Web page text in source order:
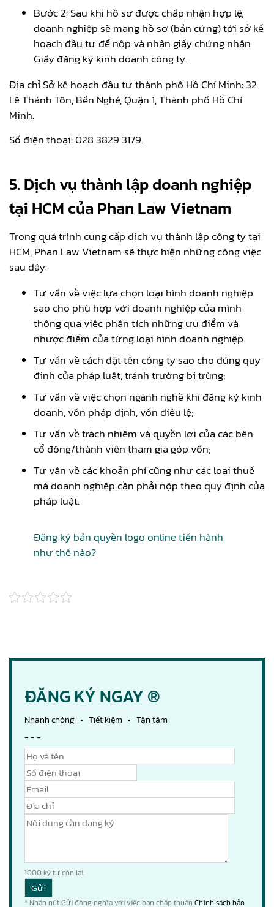
Bước 2: Sau khi hồ sơ được chấp nhận hợp lệ,
doanh nghiệp sẽ mang hồ sơ (bản cứng) tới sở kế
hoạch đầu tư để nộp và nhận giấy chứng nhận
Giấy đăng ký kinh doanh công ty.
Địa chỉ Sở kế hoạch đầu tư thành phố Hồ Chí Minh: 32
Lê Thánh Tôn, Bến Nghé, Quận 1, Thành phố Hồ Chí
Minh.
Số điện thoại: 028 3829 3179.
5. Dịch vụ thành lập doanh nghiệp
tại HCM của Phan Law Vietnam
Trong quá trình cung cấp dịch vụ thành lập công ty tại
HCM, Phan Law Vietnam sẽ thực hiện những công việc
sau đây:
Tư vấn về việc lựa chọn loại hình doanh nghiệp
sao cho phù hợp với doanh nghiệp của mình
thông qua việc phân tích những ưu điểm và
nhược điểm của từng loại hình doanh nghiệp.
Tư vấn về cách đặt tên công ty sao cho đúng quy
định của pháp luật, tránh trường bị trùng;
Tư vấn về việc chọn ngành nghề khi đăng ký kinh
doanh, vốn pháp định, vốn điều lệ;
Tư vấn về trách nhiệm và quyền lợi của các bên
cổ đông/thành viên tham gia góp vốn;
Tư vấn về các khoản phí cũng như các loại thuế
mà doanh nghiệp cần phải nộp theo quy định của
pháp luật.
Đăng ký bản quyền logo online tiến hành
như thế nào?
ĐĂNG KÝ NGAY ®
Nhanh chóng • Tiết kiệm • Tận tâm
- - -
1000 ký tự còn lại.
* Nhấn nút Gửi đồng nghĩa với việc bạn chấp thuận Chính sách bảo